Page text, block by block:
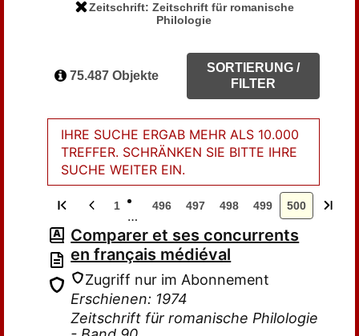
Zeitschrift: Zeitschrift für romanische
Philologie
75.487 Objekte
SORTIERUNG /
FILTER
IHRE SUCHE ERGAB MEHR ALS 10.000
TREFFER. SCHRÄNKEN SIE BITTE IHRE
SUCHE WEITER EIN.
1
…
496 497 498 499 500
Comparer et ses concurrents
en français médiéval
Zugriff nur im Abonnement
Erschienen: 1974
Zeitschrift für romanische Philologie